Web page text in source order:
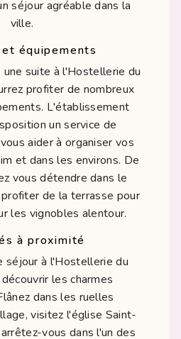
séjour agréable dans la
ville.
équipements
une suite à l'Hostellerie du
profiter de nombreux
L'établissement
un service de
aider à organiser vos
et dans les environs. De
vous détendre dans le
de la terrasse pour
les vignobles alentour.
à proximité
séjour à l'Hostellerie du
les charmes
dans les ruelles
visitez l'église Saint-
vous dans l'un des